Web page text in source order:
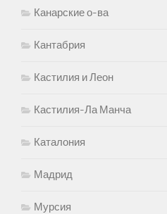
Канарские о-ва
Кантабрия
Кастилия и Леон
Кастилия-Ла Манча
Каталония
Мадрид
Мурсия